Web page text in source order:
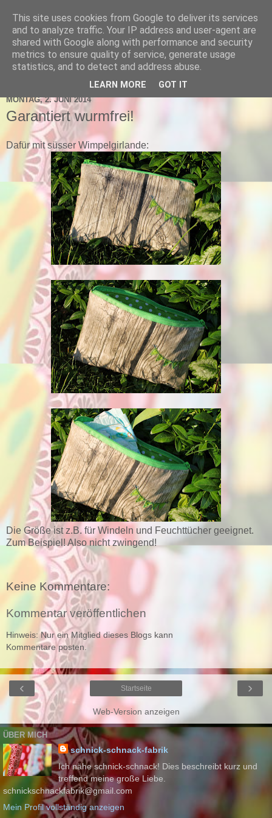
schnick-schnack-fabrik
MONTAG, 2. JUNI 2014
Garantiert wurmfrei!
Dafür mit süsser Wimpelgirlande:
Die Größe ist z.B. für Windeln und Feuchttücher geeignet.
Zum Beispiel! Also nicht zwingend!
Keine Kommentare:
Kommentar veröffentlichen
Hinweis: Nur ein Mitglied dieses Blogs kann
Kommentare posten.
‹ ›
Startseite
Web-Version anzeigen
ÜBER MICH
schnick-schnack-fabrik
Ich nähe schnick-schnack! Dies beschreibt kurz und
treffend meine große Liebe.
schnickschnackfabrik@gmail.com
Mein Profil vollständig anzeigen
This site uses cookies from Google to deliver its services
and to analyze traffic. Your IP address and user-agent are
shared with Google along with performance and security
metrics to ensure quality of service, generate usage
statistics, and to detect and address abuse.
LEARN MORE GOT IT